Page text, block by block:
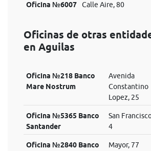
Oficina №6007 Calle Aire, 80
Oficinas de otras
en Aguilas
Oficina №218 Banco
Mare Nostrum
Avenida
Constantino
Lopez, 25
Oficina №5365 Banco
Santander
San
4
Oficina №2840 Banco
Mayor, 77